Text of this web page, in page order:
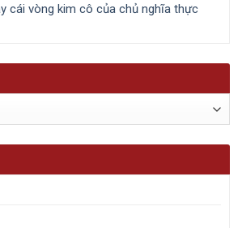
cái vòng kim cô của chủ nghĩa thực